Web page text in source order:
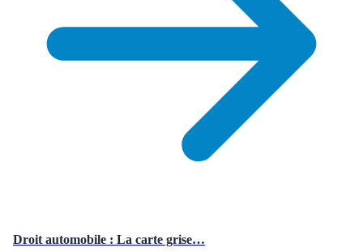
Droit automobile : La carte grise…